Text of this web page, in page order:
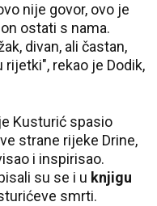
nije govor, ovo je
ostati s nama.
divan, ali častan,
rekao je Dodik,
Kusturić spasio
strane rijeke Drine,
i inspirisao.
su se i u knjigu
smrti.